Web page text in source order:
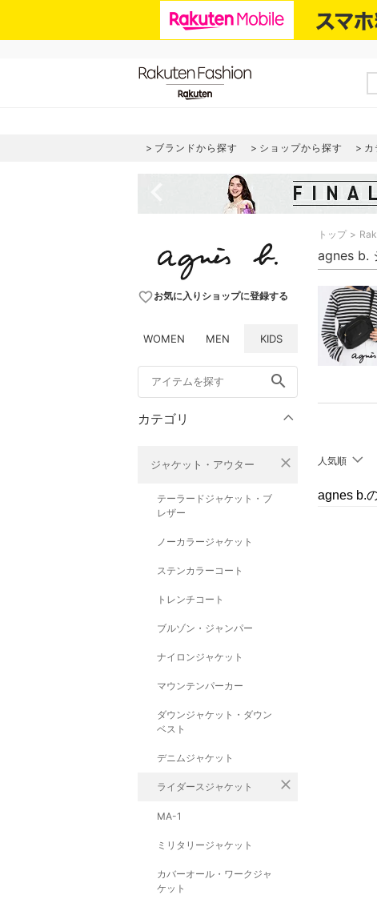
ブランドから探す ショップから探す
favorite_borderお気に入りショップに登録する
WOMEN MEN KIDS
search
カテゴリ
ジャケット・アウター close
テーラードジャケット・ブ
レザー
ノーカラージャケット
ステンカラーコート
トレンチコート
ブルゾン・ジャンパー
ナイロンジャケット
マウンテンパーカー
ダウンジャケット・ダウン
ベスト
デニムジャケット
ライダースジャケット close
MA-1
ミリタリージャケット
カバーオール・ワークジャ
ケット
トップ
agnes b.
人気順
agnes b.